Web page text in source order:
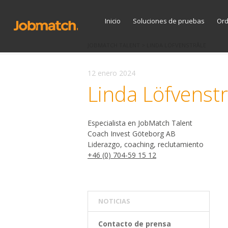
Inicio Soluciones de pruebas
12 enero 2024
Linda
Especialista en JobMatch Talent
Coach Invest Göteborg AB
Liderazgo, coaching, reclutamiento
+46 (0) 704-59 15 12
NOTICIAS
Contacto de prensa